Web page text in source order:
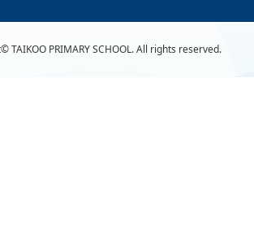
TAIKOO PRIMARY SCHOOL. All rights reserved.